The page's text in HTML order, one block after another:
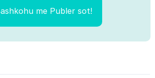
me Publer sot!